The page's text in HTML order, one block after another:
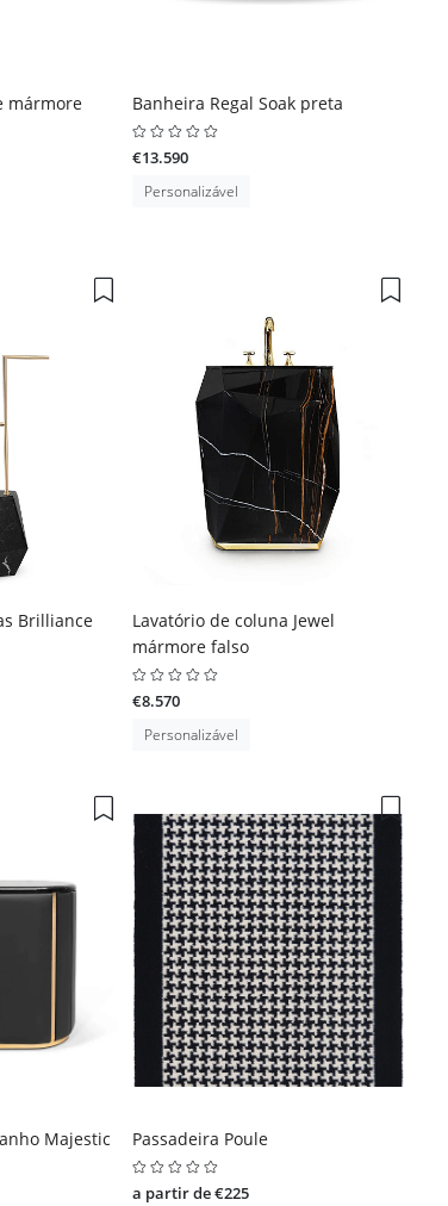
mármore
Banheira Regal Soak preta
€13.590
Personalizável
Brilliance
Lavatório de coluna Jewel
mármore falso
€8.570
Personalizável
Majestic
Passadeira Poule
a partir de €225